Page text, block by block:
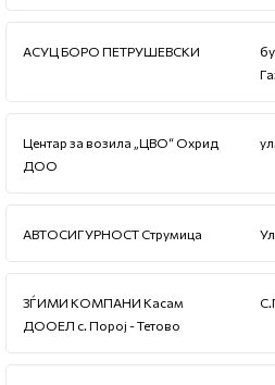
АСУЦ БОРО ПЕТРУШЕВСКИ
Центар за возила „ЦВО“ Охрид
ДОО
АВТОСИГУРНОСТ Струмица
ЗЃИМИ КОМПАНИ Касам
ДООЕЛ с. Порој - Тетово